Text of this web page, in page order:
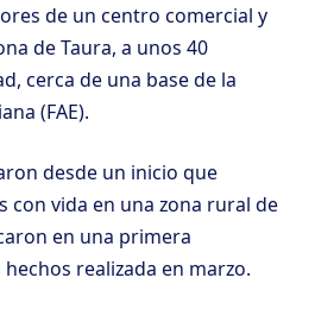
de un centro comercial y
de Taura, a unos 40
cerca de una base de la
(FAE).
desde un inicio que
con vida en una zona rural de
en una primera
realizada en marzo.